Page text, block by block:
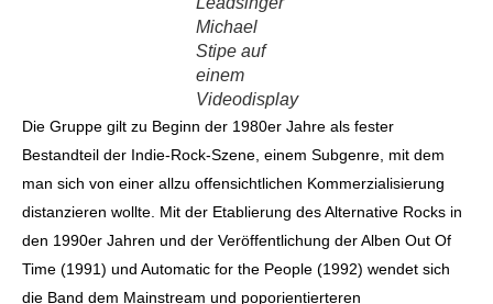
Michael
Stipe auf
einem
Videodisplay
Die Gruppe gilt zu Beginn der 1980er Jahre als fester
Bestandteil der Indie-Rock-Szene, einem Subgenre, mit dem
man sich von einer allzu offensichtlichen Kommerzialisierung
distanzieren wollte. Mit der Etablierung des Alternative Rocks in
den 1990er Jahren und der Veröffentlichung der Alben Out Of
Time (1991) und Automatic for the People (1992) wendet sich
die Band dem Mainstream und poporientierteren